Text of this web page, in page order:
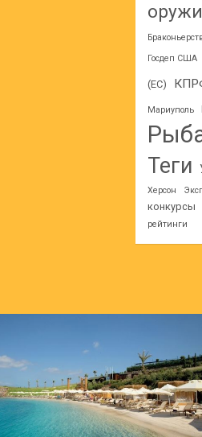
Госдеп США
(ЕС)
Мариуполь
Теги
Херсон
конкурсы
рейтинги